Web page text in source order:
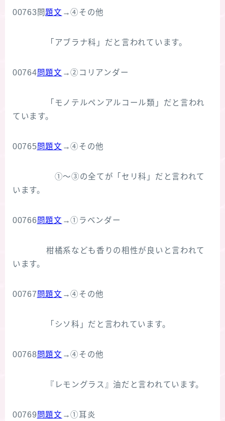
00763問題文 →④その他
「アブラナ科」だと言われています。
00764問題文 →②コリアンダー
「モノテルペンアルコール類」だと言われ
ています。
00765問題文 →④その他
①～③の全てが「セリ科」だと言われて
います。
00766問題文 →①ラベンダー
柑橘系なども香りの相性が良いと言われて
います。
00767 問題文 →④その他
「シソ科」だと言われています。
00768問題文 →④その他
『レモングラス』油だと言われています。
00769 問題文 →①耳炎